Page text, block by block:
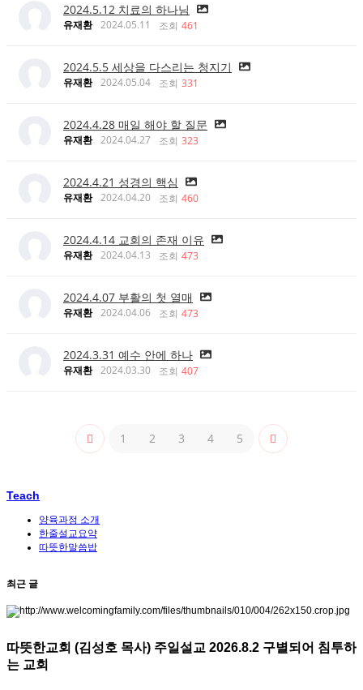
2024.5.12 치료의 하나님
유재환 2024.05.11 조회 461
2024.5.5 세상을 다스리는 청지기
유재환 2024.05.04 조회 331
2024.4.28 매일 해야 할 질문
유재환 2024.04.27 조회 323
2024.4.21 성경의 핵심
유재환 2024.04.20 조회 460
2024.4.14 교회의 존재 이유
유재환 2024.04.13 조회 473
2024.4.07 부활의 첫 열매
유재환 2024.04.06 조회 473
2024.3.31 예수 안에 하나
유재환 2024.03.30 조회 407
1 2 3 4 5
Teach
양육과정 소개
한줄설교요약
따뜻한말씀밥
최근 글
따뜻한교회 (김성호 목사) 주일설교 2026.8.2 구별되어 침투하
는 교회